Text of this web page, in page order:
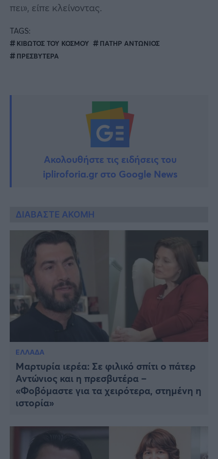
πει», είπε κλείνοντας.
TAGS:
ΚΙΒΩΤΟΣ ΤΟΥ ΚΟΣΜΟΥ
ΠΑΤΗΡ ΑΝΤΩΝΙΟΣ
ΠΡΕΣΒΥΤΕΡΑ
Ακολουθήστε τις ειδήσεις του
ipliroforia.gr στο Google News
ΔΙΑΒΑΣΤΕ ΑΚΟΜΗ
ΕΛΛΑΔΑ
Μαρτυρία ιερέα: Σε φιλικό σπίτι ο πάτερ
Αντώνιος και η πρεσβυτέρα –
«Φοβόμαστε για τα χειρότερα, στημένη η
ιστορία»